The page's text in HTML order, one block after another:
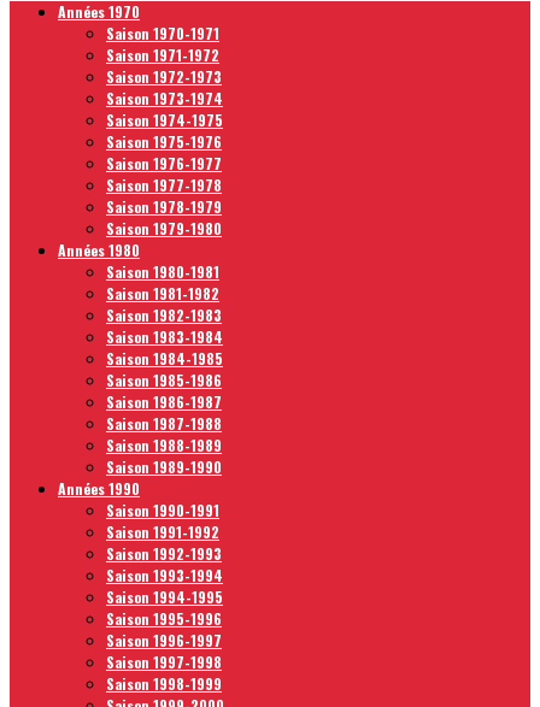
Années 1970
Saison 1970-1971
Saison 1971-1972
Saison 1972-1973
Saison 1973-1974
Saison 1974-1975
Saison 1975-1976
Saison 1976-1977
Saison 1977-1978
Saison 1978-1979
Saison 1979-1980
Années 1980
Saison 1980-1981
Saison 1981-1982
Saison 1982-1983
Saison 1983-1984
Saison 1984-1985
Saison 1985-1986
Saison 1986-1987
Saison 1987-1988
Saison 1988-1989
Saison 1989-1990
Années 1990
Saison 1990-1991
Saison 1991-1992
Saison 1992-1993
Saison 1993-1994
Saison 1994-1995
Saison 1995-1996
Saison 1996-1997
Saison 1997-1998
Saison 1998-1999